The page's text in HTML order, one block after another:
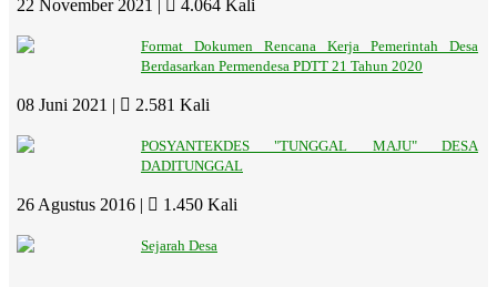
22 November 2021 | 4.064 Kali
Format Dokumen Rencana Kerja Pemerintah Desa
Berdasarkan Permendesa PDTT 21 Tahun 2020
08 Juni 2021 | 2.581 Kali
POSYANTEKDES "TUNGGAL MAJU" DESA
DADITUNGGAL
26 Agustus 2016 | 1.450 Kali
Sejarah Desa